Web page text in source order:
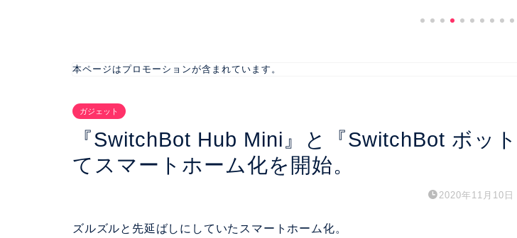
本ページはプロモーションが含まれています。
ガジェット
『SwitchBot Hub Mini』と『SwitchBot ボッ
てスマートホーム化を開始。
2020年11月10日
ズルズルと先延ばしにしていたスマートホーム化。